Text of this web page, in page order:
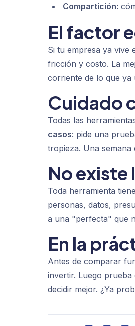
Compartición:
El factor
Si tu empresa ya vive
fricción y costo. La
corriente de lo que ya
Cuidado
Todas las
casos: pide una
tropieza. Una semana
No existe
Toda herramienta
personas, datos,
a una "perfecta" que
En la
Antes de comparar
invertir. Luego prueba
decidir mejor. ¿Ya